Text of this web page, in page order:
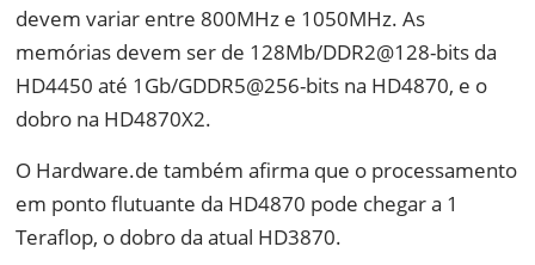
devem variar entre 800MHz e 1050MHz. As
memórias devem ser de 128Mb/DDR2@128-bits da
HD4450 até 1Gb/GDDR5@256-bits na HD4870, e o
dobro na HD4870X2.
O Hardware.de também afirma que o processamento
em ponto flutuante da HD4870 pode chegar a 1
Teraflop, o dobro da atual HD3870.